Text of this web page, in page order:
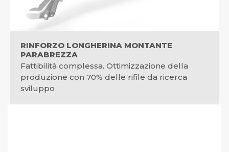
RINFORZO LONGHERINA MONTANTE
PARABREZZA
Fattibilità complessa. Ottimizzazione della
produzione con 70% delle rifile da ricerca
sviluppo